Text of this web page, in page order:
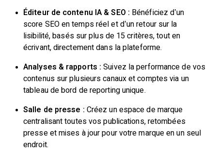
Éditeur de contenu IA & SEO : Bénéficiez d’un
score SEO en temps réel et d’un retour sur la
lisibilité, basés sur plus de 15 critères, tout en
écrivant, directement dans la plateforme.
Analyses & rapports : Suivez la performance de vos
contenus sur plusieurs canaux et comptes via un
tableau de bord de reporting unique.
Salle de presse : Créez un espace de marque
centralisant toutes vos publications, retombées
presse et mises à jour pour votre marque en un seul
endroit.